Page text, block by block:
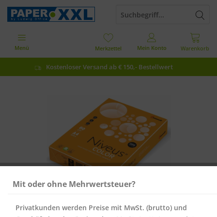
Kostenloser Versand ab € 150,- Bestellwert
Warenkorb
Merkzettel Mein Konto
Menü
Mit oder ohne Mehrwertsteuer?
Privatkunden werden Preise mit MwSt. (brutto) und